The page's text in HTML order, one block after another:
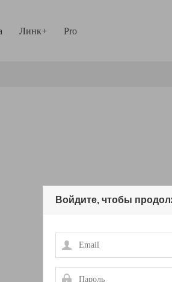
Линк+ Pro
Войдите, чтобы
Email
Пароль